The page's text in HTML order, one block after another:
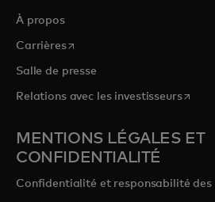
À propos
Carrièress’ouvre dans un nouvel onglet
Salle de presse
Relations avec les investisseurs
MENTIONS LÉGALES ET
CONFIDENTIALITÉ
Confidentialité et responsabilité des